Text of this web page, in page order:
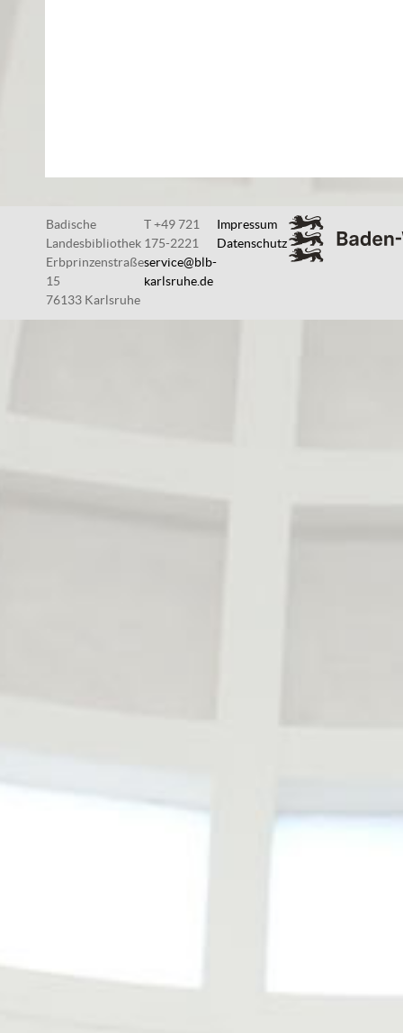
Badische
Landesbibliothek
Erbprinzenstraße
15
76133 Karlsruhe
T +49 721
175-2221
service@blb-
karlsruhe.de
Impressum
Datenschutz